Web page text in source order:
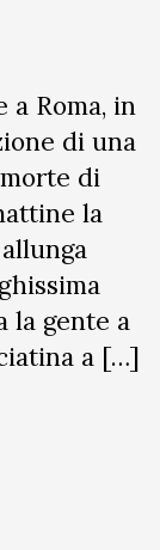
a Roma, in
di una
di
la
la gente a
a […]